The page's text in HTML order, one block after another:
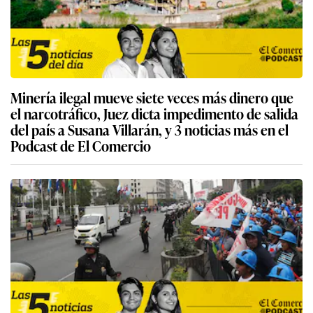
Minería ilegal mueve siete veces más dinero que
el narcotráfico, Juez dicta impedimento de salida
del país a Susana Villarán, y 3 noticias más en el
Podcast de El Comercio